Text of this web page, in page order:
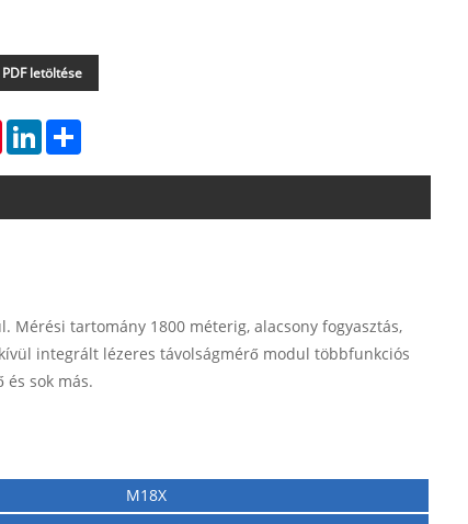
PDF letöltése
PinterestLinkedIn
Mérési tartomány 1800 méterig, alacsony fogyasztás,
integrált lézeres távolságmérő modul többfunkciós
és sok más.
M18X